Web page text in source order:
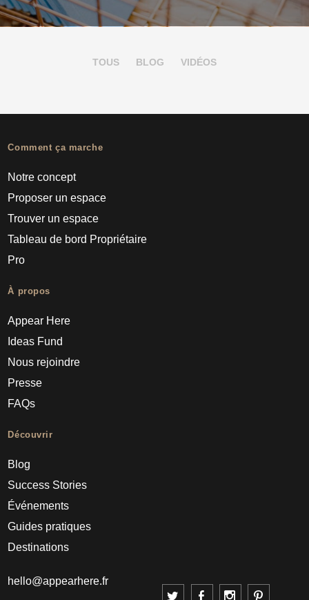
TOUS BLOG VIDÉOS
Comment ça marche
Notre concept
Proposer un espace
Trouver un espace
Tableau de bord Propriétaire
Pro
À propos
Appear Here
Ideas Fund
Nous rejoindre
Presse
FAQs
Découvrir
Blog
Success Stories
Événements
Guides pratiques
Destinations
hello@appearhere.fr